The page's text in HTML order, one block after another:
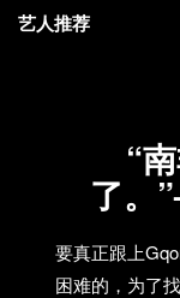
“
了。
要真正跟上
困难的，为了
艺人推荐